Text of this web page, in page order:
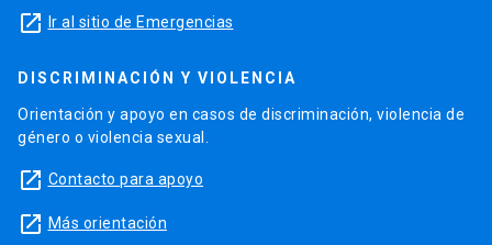
launch Ir al sitio de Emergencias
DISCRIMINACIÓN Y VIOLENCIA
Orientación y apoyo en casos de discriminación, violencia de
género o violencia sexual.
launch Contacto para apoyo
launch Más orientación